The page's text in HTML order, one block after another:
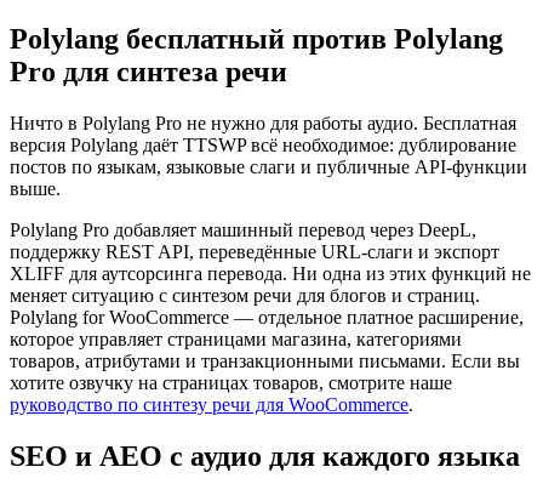
Polylang бесплатный против Polylang
Pro для синтеза речи
Ничто в Polylang Pro не нужно для работы аудио. Бесплатная
версия Polylang даёт TTSWP всё необходимое: дублирование
постов по языкам, языковые слаги и публичные API-функции
выше.
Polylang Pro добавляет машинный перевод через DeepL,
поддержку REST API, переведённые URL-слаги и экспорт
XLIFF для аутсорсинга перевода. Ни одна из этих функций не
меняет ситуацию с синтезом речи для блогов и страниц.
Polylang for WooCommerce — отдельное платное расширение,
которое управляет страницами магазина, категориями
товаров, атрибутами и транзакционными письмами. Если вы
хотите озвучку на страницах товаров, смотрите наше
руководство по синтезу речи для WooCommerce.
SEO и AEO с аудио для каждого языка